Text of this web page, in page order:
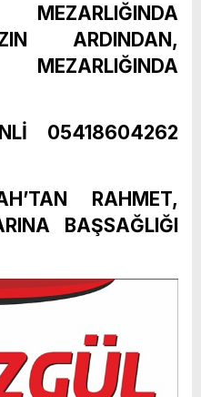
ARDINDAN,
05418604262
RAHMET,
BAŞSAĞLIĞI